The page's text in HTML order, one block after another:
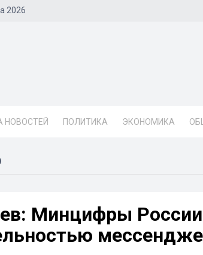
2026
НОВОСТЕЙ ПОЛИТИКА ЭКОНОМИКА
Минцифры России